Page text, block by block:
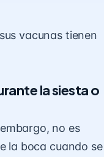
vacunas tienen
la siesta o
no es
la boca cuando se